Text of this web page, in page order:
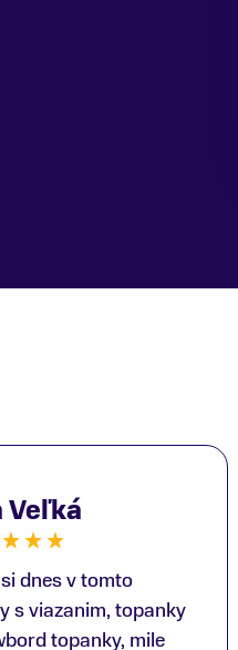
Veľká
dnes v tomto
s viazanim, topanky
topanky, mile